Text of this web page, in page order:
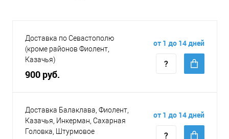
Доставка по Севастополю
(кроме районов Фиолент,
Казачья)
900 руб.
от 1 до 14 дней
Доставка Балаклава, Фиолент,
Казачья, Инкерман, Сахарная
Головка, Штурмовое
от 1 до 14 дней